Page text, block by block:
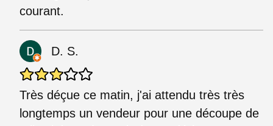
courant.
D. S.
Très déçue ce matin, j'ai attendu très très
longtemps un vendeur pour une découpe de